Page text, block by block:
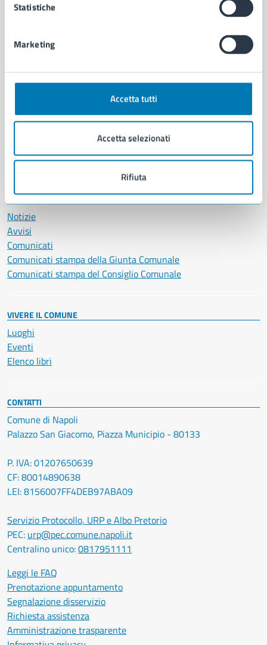
Statistiche
Marketing
Accetta tutti
Accetta selezionati
Rifiuta
Ambiente
Autorizzazioni
Educazione e formazione
Giustizia e sicurezza pubblica
Imprese e commercio
Vita lavorativa
NOVITÀ
Notizie
Avvisi
Comunicati
Comunicati stampa della Giunta Comunale
Comunicati stampa del Consiglio Comunale
VIVERE IL COMUNE
Luoghi
Eventi
Elenco libri
CONTATTI
Comune di Napoli
Palazzo San Giacomo, Piazza Municipio - 80133
P. IVA: 01207650639
CF: 80014890638
LEI: 8156007FF4DEB97ABA09
Servizio Protocollo, URP e Albo Pretorio
PEC: urp@pec.comune.napoli.it
Centralino unico:0817951111
Leggi le FAQ
Prenotazione appuntamento
Segnalazione disservizio
Richiesta assistenza
Amministrazione trasparente